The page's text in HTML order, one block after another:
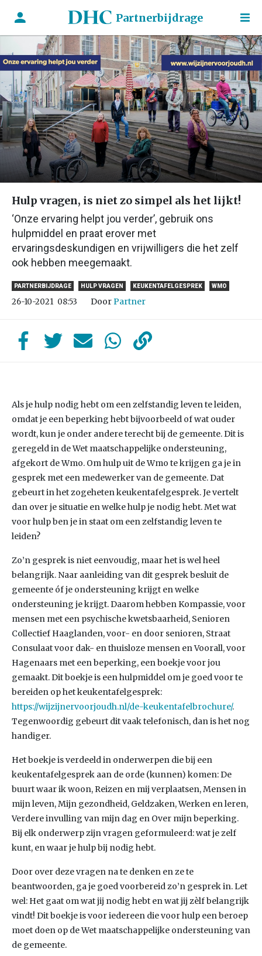
Partnerbijdrage
Hulp vragen, is niet zo simpel als het lijkt!
‘Onze ervaring helpt jou verder’, gebruik ons
hulpmiddel en praat erover met
ervaringsdeskundigen en vrijwilligers die het zelf
ook hebben meegemaakt.
PARTNERBIJDRAGE HULP VRAGEN KEUKENTAFELGESPREK WMO
26-10-2021 08:53 DoorPartner
Als je hulp nodig hebt om een zelfstandig leven te leiden,
omdat je een beperking hebt bijvoorbeeld of wat ouder
wordt, kun je onder andere terecht bij de gemeente. Dit is
geregeld in de Wet maatschappelijke ondersteuning,
afgekort de Wmo. Om hulp uit de Wmo te krijgen ga je in
gesprek met een medewerker van de gemeente. Dat
gebeurt in het zogeheten keukentafelgesprek. Je vertelt
dan over je situatie en welke hulp je nodig hebt. Met wat
voor hulp ben je in staat om een zelfstandig leven te
leiden?
Zo’n gesprek is niet eenvoudig, maar het is wel heel
belangrijk. Naar aanleiding van dit gesprek besluit de
gemeente óf je ondersteuning krijgt en welke
ondersteuning je krijgt. Daarom hebben Kompassie, voor
mensen met een psychische kwetsbaarheid, Senioren
Collectief Haaglanden, voor- en door senioren, Straat
Consulaat voor dak- en thuisloze mensen en Voorall, voor
Hagenaars met een beperking, een boekje voor jou
gemaakt. Dit boekje is een hulpmiddel om je goed voor te
bereiden op het keukentafelgesprek:
https://wijzijnervoorjoudh.nl/de-keukentafelbrochure/.
Tegenwoordig gebeurt dit vaak telefonisch, dan is het nog
handiger.
Het boekje is verdeeld in onderwerpen die bij een
keukentafelgesprek aan de orde (kunnen) komen: De
buurt waar ik woon, Reizen en mij verplaatsen, Mensen in
mijn leven, Mijn gezondheid, Geldzaken, Werken en leren,
Verdere invulling van mijn dag en Over mijn beperking.
Bij elk onderwerp zijn vragen geformuleerd: wat je zelf
kunt, en waar je hulp bij nodig hebt.
Door over deze vragen na te denken en ze te
beantwoorden, ga je goed voorbereid zo’n gesprek in. Let
wel: Het gaat om wat jij nodig hebt en wat jij zèlf belangrijk
vindt! Dit boekje is voor iedereen die voor hulp een beroep
moet doen op de Wet maatschappelijke ondersteuning van
de gemeente.